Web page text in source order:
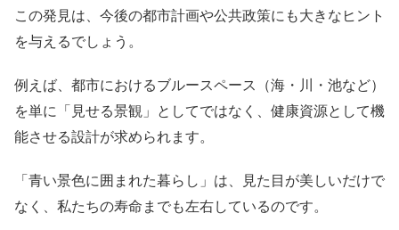
この発見は、今後の都市計画や公共政策にも大きなヒント
を与えるでしょう。
例えば、都市におけるブルースペース（海・川・池など）
を単に「見せる景観」としてではなく、健康資源として機
能させる設計が求められます。
「青い景色に囲まれた暮らし」は、見た目が美しいだけで
なく、私たちの寿命までも左右しているのです。